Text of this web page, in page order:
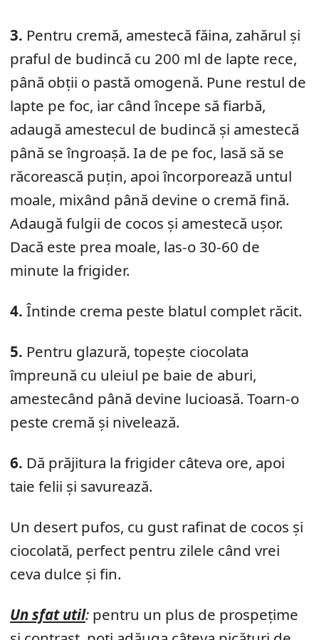
3. Pentru cremă, amestecă făina, zahărul și
praful de budincă cu 200 ml de lapte rece,
până obții o pastă omogenă. Pune restul de
lapte pe foc, iar când începe să fiarbă,
adaugă amestecul de budincă și amestecă
până se îngroașă. Ia de pe foc, lasă să se
răcorească puțin, apoi încorporează untul
moale, mixând până devine o cremă fină.
Adaugă fulgii de cocos și amestecă ușor.
Dacă este prea moale, las-o 30-60 de
minute la frigider.
4. Întinde crema peste blatul complet răcit.
5. Pentru glazură, topește ciocolata
împreună cu uleiul pe baie de aburi,
amestecând până devine lucioasă. Toarn-o
peste cremă și nivelează.
6. Dă prăjitura la frigider câteva ore, apoi
taie felii și savurează.
Un desert pufos, cu gust rafinat de cocos și
ciocolată, perfect pentru zilele când vrei
ceva dulce și fin.
Un sfat util: pentru un plus de prospețime